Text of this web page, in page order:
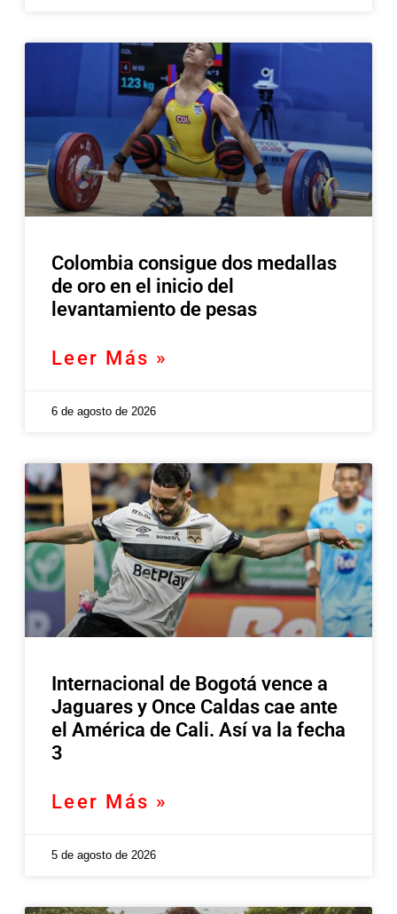
Colombia consigue dos medallas
de oro en el inicio del
levantamiento de pesas
Leer Más »
6 de agosto de 2026
Internacional de Bogotá vence a
Jaguares y Once Caldas cae ante
el América de Cali. Así va la fecha
3
Leer Más »
5 de agosto de 2026